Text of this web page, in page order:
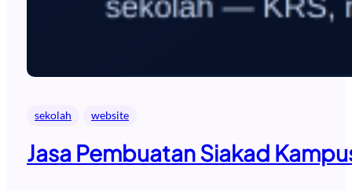
sekolah website
Jasa Pembuatan Siakad